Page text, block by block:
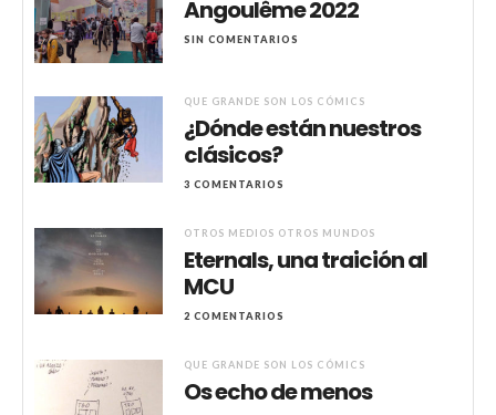
Angoulême 2022
SIN COMENTARIOS
QUE GRANDE SON LOS CÓMICS
¿Dónde están nuestros
clásicos?
3 COMENTARIOS
OTROS MEDIOS OTROS MUNDOS
Eternals, una traición al
MCU
2 COMENTARIOS
QUE GRANDE SON LOS CÓMICS
Os echo de menos